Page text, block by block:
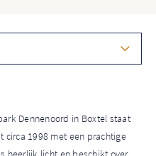
Dennenoord in Boxtel staat
circa 1998 met een prachtige